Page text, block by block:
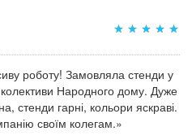
роботу! Замовляла стенди у
колективи Народного дому. Дуже
стенди гарні, кольори яскраві.
своїм колегам.»